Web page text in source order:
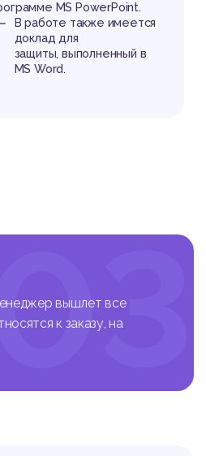
MS PowerPoint.
В работе также имеется
доклад для
защиты, выполненный в
MS Word.
вышлет все
к заказу, на